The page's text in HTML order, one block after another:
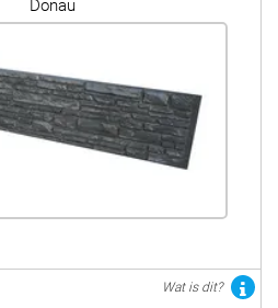
Donau
Wat is dit?